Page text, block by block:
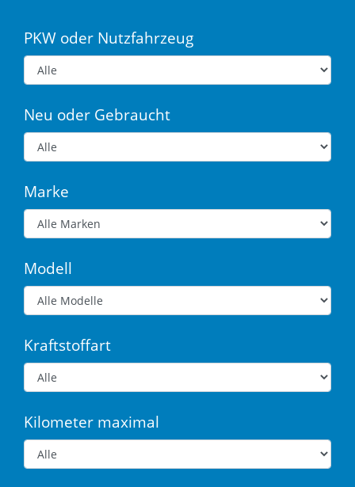
PKW oder Nutzfahrzeug
Neu oder Gebraucht
Marke
Modell
Kraftstoffart
Kilometer maximal